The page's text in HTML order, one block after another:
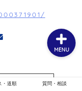
▷
・道順 質問・相談
MENU